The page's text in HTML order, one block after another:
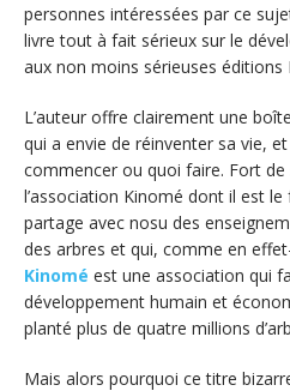
personnes intéressées par ce
livre tout à fait sérieux sur le
aux non moins sérieuses éditions
L’auteur offre clairement une
qui a envie de réinventer sa vie,
commencer ou quoi faire. Fort de
l’association Kinomé dont il est
partage avec nosu des
des arbres et qui, comme en
Kinomé est une association qui
développement humain et
planté plus de quatre millions
Mais alors pourquoi ce titre